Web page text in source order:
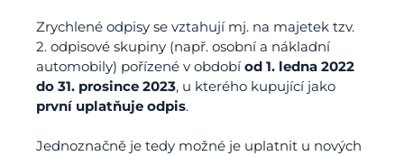
Zrychlené odpisy se vztahují mj. na majetek tzv.
2. odpisové skupiny (např. osobní a nákladní
automobily) pořízené v obdobíod 1. ledna 2022
do 31. prosince 2023, u kterého kupující jako
první uplatňuje odpis.
Jednoznačně je tedy možné je uplatnit u nových